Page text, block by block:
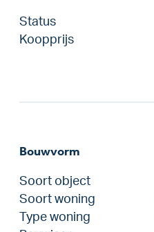
Status
Koopprijs
Bouwvorm
Soort object
Soort woning
Type woning